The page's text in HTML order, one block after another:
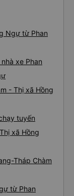
Ngự từ Phan
xe Phan
- Thị xã Hồng
tuyến
xã Hồng
Tháp Chàm
từ Phan